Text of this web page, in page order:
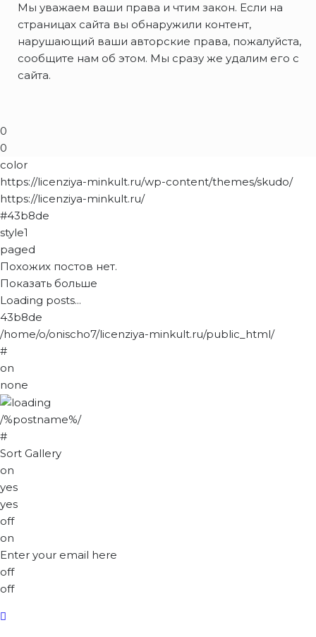
Мы уважаем ваши права и чтим закон. Если на
страницах сайта вы обнаружили контент,
нарушающий ваши авторские права, пожалуйста,
сообщите нам об этом. Мы сразу же удалим его с
сайта.
0
0
color
https://licenziya-minkult.ru/wp-content/themes/skudo/
https://licenziya-minkult.ru/
#43b8de
style1
paged
Похожих постов нет.
Показать больше
Loading posts...
43b8de
/home/o/onischo7/licenziya-minkult.ru/public_html/
#
on
none
/%postname%/
#
Sort Gallery
on
yes
yes
off
on
Enter your email here
off
off